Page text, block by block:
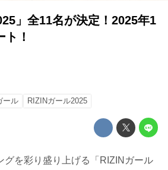
」全11名が決定！2025年1
ト！
ール RIZINガール2025
グを彩り盛り上げる「RIZINガール